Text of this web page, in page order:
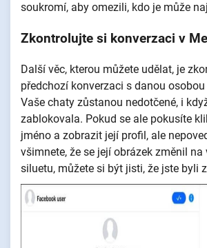
soukromí, aby omezili, kdo je může
Zkontrolujte si konverzaci v
Další věc, kterou můžete udělat, je
předchozí konverzaci s danou
Vaše chaty zůstanou nedotčené, i
zablokovala. Pokud se ale pokusíte
jméno a zobrazit její profil, ale
všimnete, že se její obrázek změnil na
siluetu, můžete si být jisti, že jste byli